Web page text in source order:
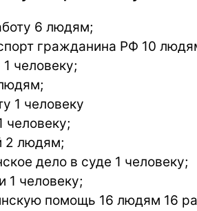
6 людям;
гражданина РФ 10
человеку;
1 человеку
человеку;
2 людям;
дело в суде 1 человеку;
1 человеку;
помощь 16 людям 16